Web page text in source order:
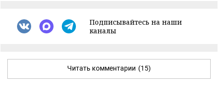
Подписывайтесь на наши
каналы
Читать комментарии (15)